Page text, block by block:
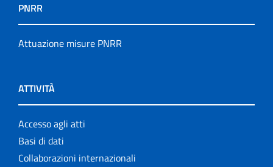
PNRR
Attuazione misure PNRR
ATTIVITÀ
Accesso agli atti
Basi di dati
Collaborazioni internazionali